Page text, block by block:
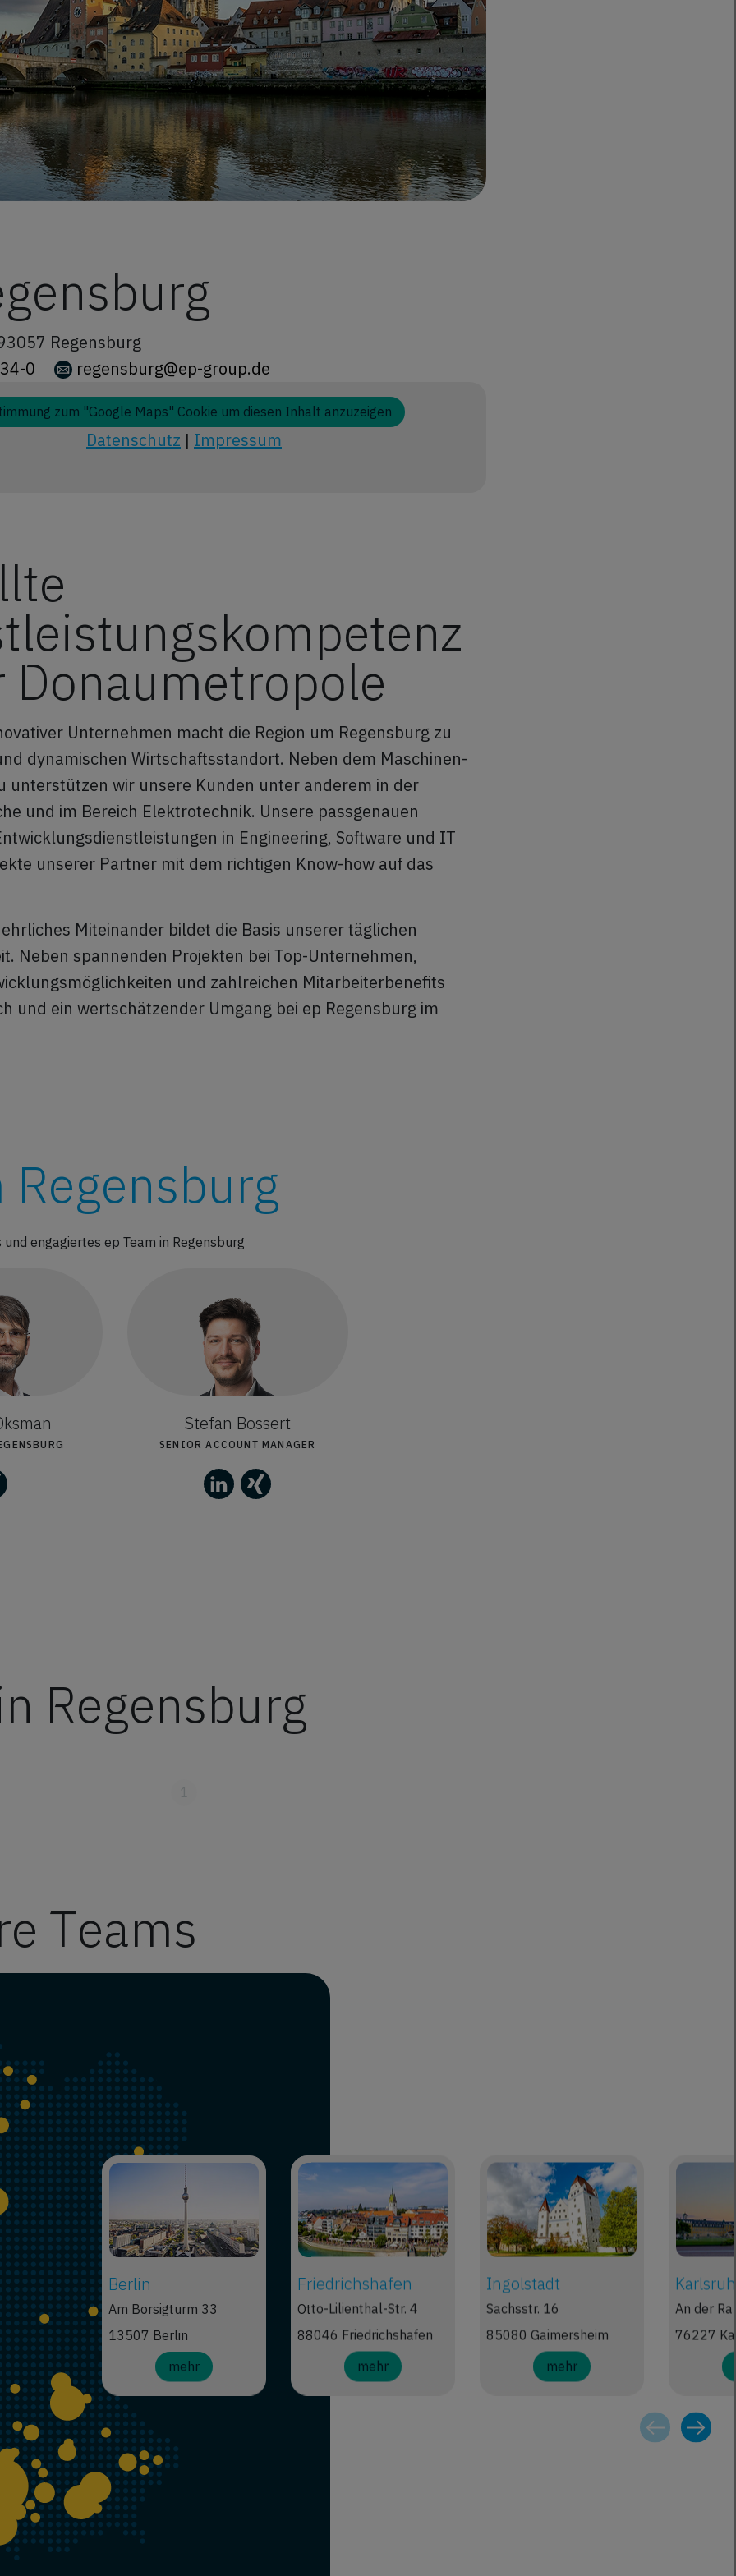
Regensburg
0
regensburg@ep-group.de
zum "Google Maps" Cookie um diesen Inhalt anzuzeigen
Datenschutz | Impressum
Donaumetropole
Unternehmen macht die Region um Regensburg zu
dynamischen Wirtschaftsstandort. Neben dem Maschinen-
unterstützen wir unsere Kunden unter anderem in der
und im Bereich Elektrotechnik. Unsere passgenauen
in Engineering, Software und IT
unserer Partner mit dem richtigen Know-how auf das
Miteinander bildet die Basis unserer täglichen
Neben spannenden Projekten bei Top-Unternehmen,
und zahlreichen Mitarbeiterbenefits
und ein wertschätzender Umgang bei ep Regensburg im
Regensburg
engagiertes ep Team in Regensburg
Stefan Bossert
SENIOR ACCOUNT MANAGER
Regensburg
1
Teams
Berlin
Am Borsigturm 33
13507 Berlin
mehr
Friedrichshafen
Otto-Lilienthal-Str. 4
88046 Friedrichshafen
mehr
Ingolstadt
Sachsstr. 16
85080 Gaimersheim
mehr
An der
76227